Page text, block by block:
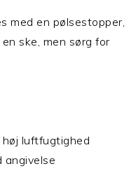
med en pølsestopper,
ske, men sørg for
luftfugtighed